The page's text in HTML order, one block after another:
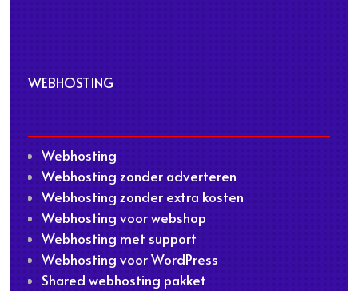
WEBHOSTING
Webhosting
Webhosting zonder adverteren
Webhosting zonder extra kosten
Webhosting voor webshop
Webhosting met support
Webhosting voor WordPress
Shared webhosting pakket